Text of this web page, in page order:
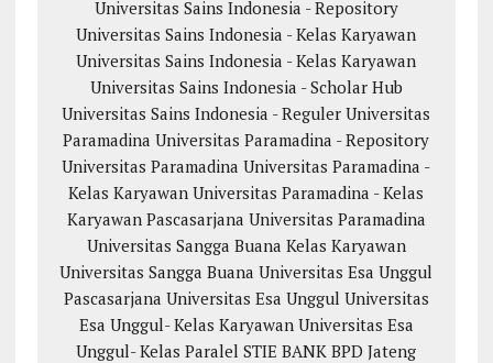
Universitas Sains Indonesia - Repository
Universitas Sains Indonesia - Kelas Karyawan
Universitas Sains Indonesia - Kelas Karyawan
Universitas Sains Indonesia - Scholar Hub
Universitas Sains Indonesia - Reguler Universitas
Paramadina Universitas Paramadina - Repository
Universitas Paramadina Universitas Paramadina -
Kelas Karyawan Universitas Paramadina - Kelas
Karyawan Pascasarjana Universitas Paramadina
Universitas Sangga Buana Kelas Karyawan
Universitas Sangga Buana Universitas Esa Unggul
Pascasarjana Universitas Esa Unggul Universitas
Esa Unggul- Kelas Karyawan Universitas Esa
Unggul- Kelas Paralel STIE BANK BPD Jateng